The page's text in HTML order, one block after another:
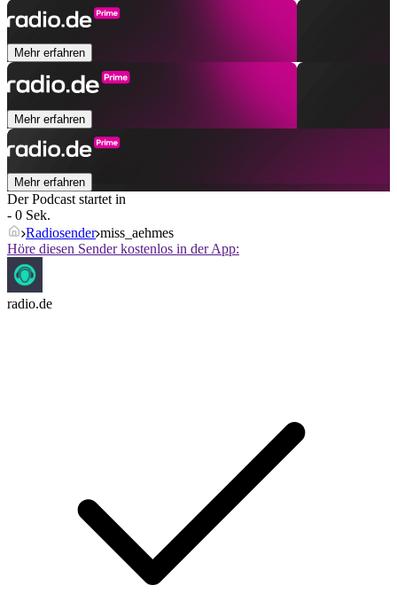
Mehr erfahren
Mehr erfahren
Mehr erfahren
Der Podcast startet in
- 0 Sek.
Radiosender miss_aehmes
Höre diesen Sender kostenlos in der App:
radio.de